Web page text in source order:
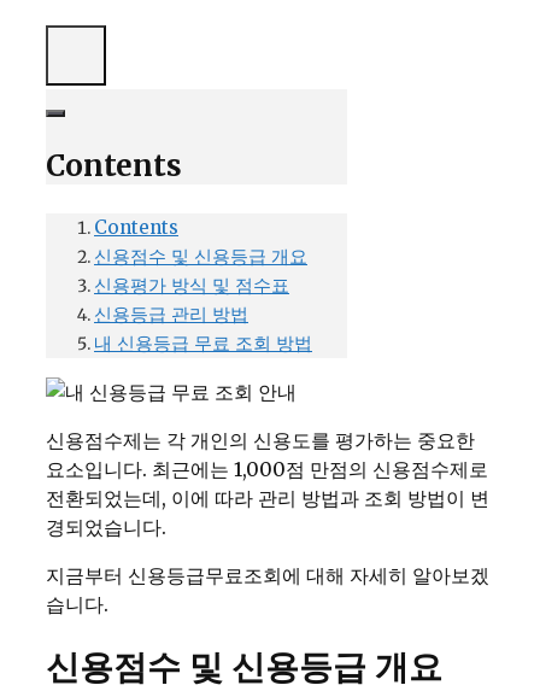
Contents
Contents
신용점수 및 신용등급 개요
신용평가 방식 및 점수표
신용등급 관리 방법
내 신용등급 무료 조회 방법
신용점수제는 각 개인의 신용도를 평가하는 중요한
요소입니다. 최근에는 1,000점 만점의 신용점수제로
전환되었는데, 이에 따라 관리 방법과 조회 방법이 변
경되었습니다.
지금부터 신용등급무료조회에 대해 자세히 알아보겠
습니다.
신용점수 및 신용등급 개요